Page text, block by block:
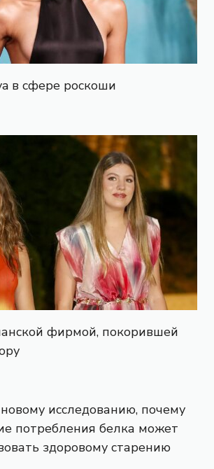
в сфере роскоши
фирмой, покорившей